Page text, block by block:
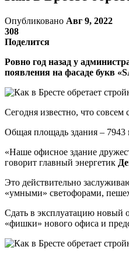
Опубликовано Авг 9, 2022
308
Поделится
Ровно год назад у
появления на фасаде букв
Сегодня известно, что
Общая площадь здания – 7943
«Наше офисное здание
говорит главный энергетик
Это действительно
«умными» светофорами,
Сдать в эксплуатацию новый
«фишки» нового офиса и